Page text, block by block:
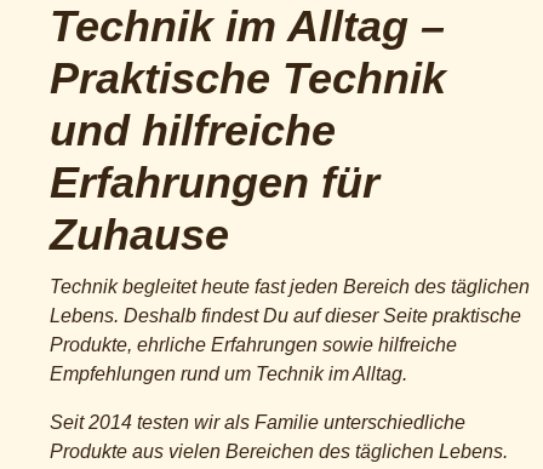
Technik im Alltag –
Praktische Technik
und hilfreiche
Erfahrungen für
Zuhause
Technik begleitet heute fast jeden Bereich des täglichen
Lebens. Deshalb findest Du auf dieser Seite praktische
Produkte, ehrliche Erfahrungen sowie hilfreiche
Empfehlungen rund um Technik im Alltag.
Seit 2014 testen wir als Familie unterschiedliche
Produkte aus vielen Bereichen des täglichen Lebens.